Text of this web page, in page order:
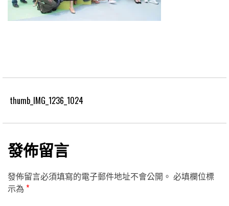
thumb_IMG_1236_1024
發佈留言
發佈留言必須填寫的電子郵件地址不會公開。 必填欄位標
示為 *